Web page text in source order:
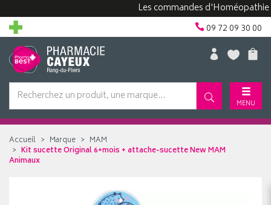
Les commandes d'Homéopathie
09 72 09 30 00
MENU
Accueil Marque
MAM
Kit sucette Original 6+mois + attache-sucette New MAM
Animaux